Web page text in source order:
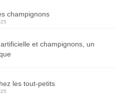
champignons
et champignons, un
les tout-petits